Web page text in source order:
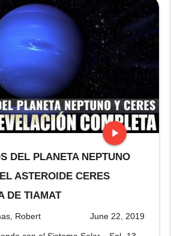
play_arrow
stop
DEL PLANETA NEPTUNO
ASTEROIDE CERES
DE TIAMAT
Robert June 22, 2019